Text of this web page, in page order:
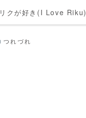
つれづれ
リクが好き(I Love Riku)